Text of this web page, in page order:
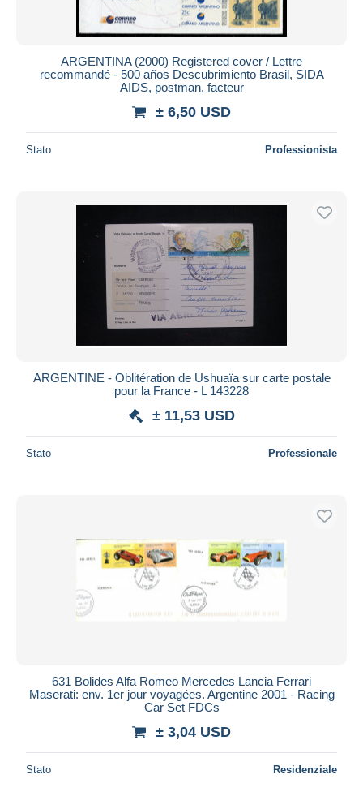
ARGENTINA (2000) Registered cover / Lettre
recommandé - 500 años Descubrimiento Brasil, SIDA
AIDS, postman, facteur
± 6,50 USD
Stato Professionista
ARGENTINE - Oblitération de Ushuaïa sur carte postale
pour la France - L 143228
± 11,53 USD
Stato Professionale
631 Bolides Alfa Romeo Mercedes Lancia Ferrari
Maserati: env. 1er jour voyagées. Argentine 2001 - Racing
Car Set FDCs
± 3,04 USD
Stato Residenziale